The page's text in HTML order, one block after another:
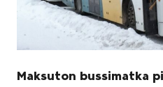
Maksuton bussimatka